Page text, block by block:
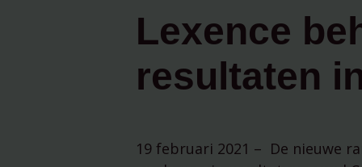
Lexence
resultaten
19 februari 2021 – De nieuwe